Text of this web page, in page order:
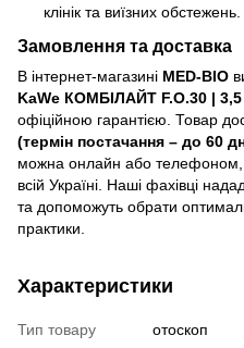
клінік та виїзних обстежень.
Замовлення та доставка
В інтернет-магазині MED-BIO
KaWe КОМБІЛАЙТ F.O.30 |
офіційною гарантією. Товар
(термін постачання – до 60
можна онлайн або телефоном,
всій Україні. Наші фахівці
та допоможуть обрати
практики.
Характеристики
Тип товару
отоскоп